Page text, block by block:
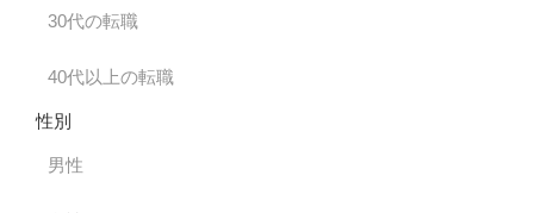
30代の転職
40代以上の転職
性別
男性